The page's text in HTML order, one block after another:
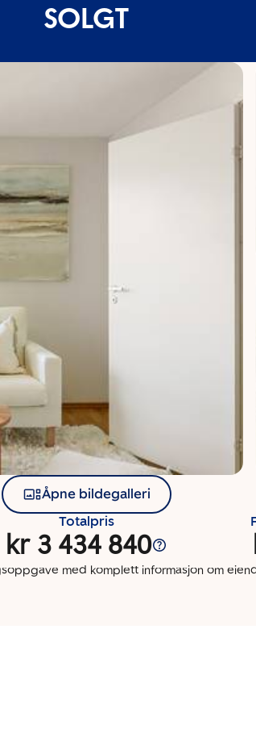
SOLGT
Åpne bildegalleri
Totalpris
kr 3 434 840
med komplett informasjon om